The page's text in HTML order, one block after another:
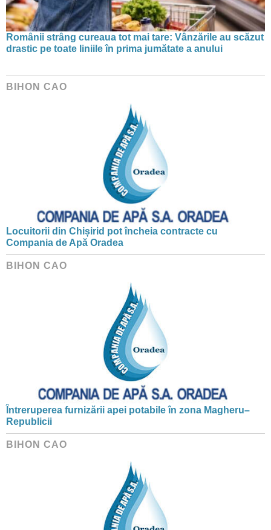
Românii strâng cureaua tot mai tare: Vânzările au scăzut
drastic pe toate liniile în prima jumătate a anului
BIHON CAO
Locuitorii din Chișirid pot încheia contracte cu
Compania de Apă Oradea
BIHON CAO
Întreruperea furnizării apei potabile în zona Magheru–
Republicii
BIHON CAO